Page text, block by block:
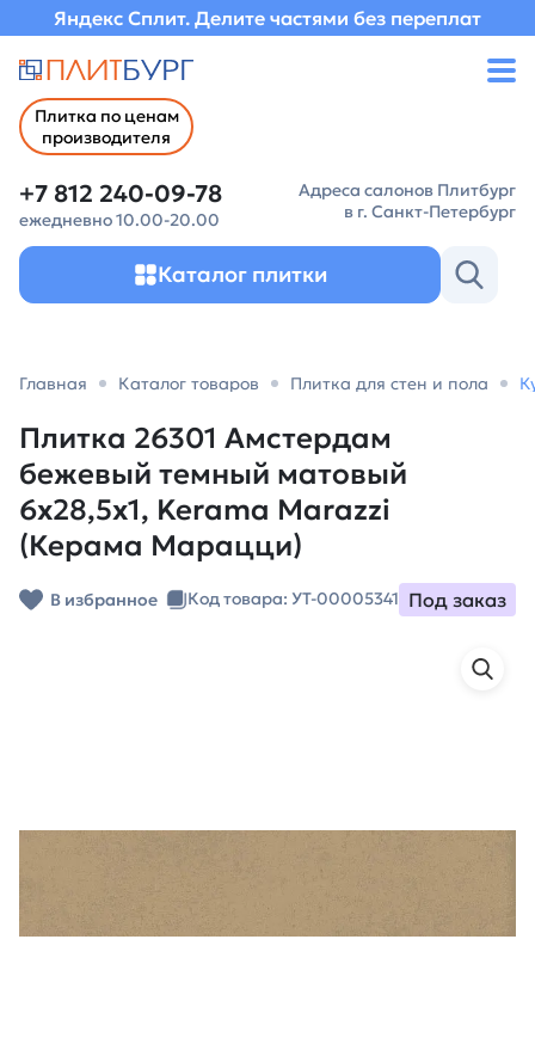
Яндекс Сплит. Делите частями без переплат
Плитка по ценам
производителя
+7 812 240-09-78
ежедневно 10.00-20.00
Адреса салонов Плитбург
в г. Санкт-Петербург
Каталог плитки
Главная Каталог товаров Плитка для стен и пола
Плитка 26301 Амстердам
бежевый темный матовый
6x28,5x1, Kerama Marazzi
(Керама Марацци)
В избранное Код товара: УТ-00005341 Под заказ